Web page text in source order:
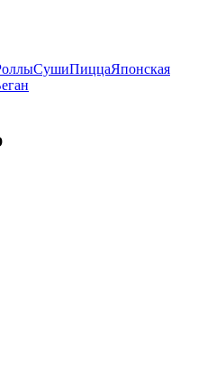
СушиПиццаЯпонская